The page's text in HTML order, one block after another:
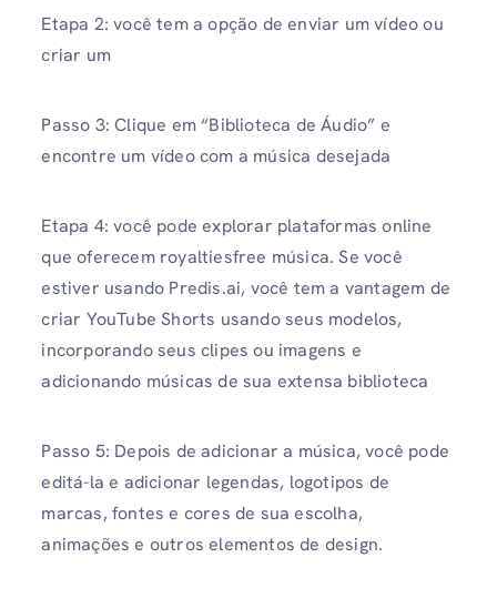
Etapa 2: você tem a opção de enviar um vídeo ou
criar um
Passo 3: Clique em “Biblioteca de Áudio” e
encontre um vídeo com a música desejada
Etapa 4: você pode explorar plataformas online
que oferecem royaltiesfree música. Se você
estiver usando Predis.ai, você tem a vantagem de
criar YouTube Shorts usando seus modelos,
incorporando seus clipes ou imagens e
adicionando músicas de sua extensa biblioteca
Passo 5: Depois de adicionar a música, você pode
editá-la e adicionar legendas, logotipos de
marcas, fontes e cores de sua escolha,
animações e outros elementos de design.